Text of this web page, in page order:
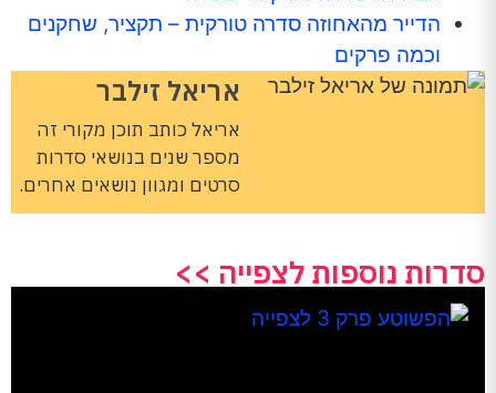
הדייר מהאחוזה סדרה טורקית – תקציר, שחקנים
וכמה פרקים
אריאל זילבר
אריאל כותב תוכן מקורי זה
מספר שנים בנושאי סדרות
סרטים ומגוון נושאים אחרים.
סדרות נוספות לצפייה >>